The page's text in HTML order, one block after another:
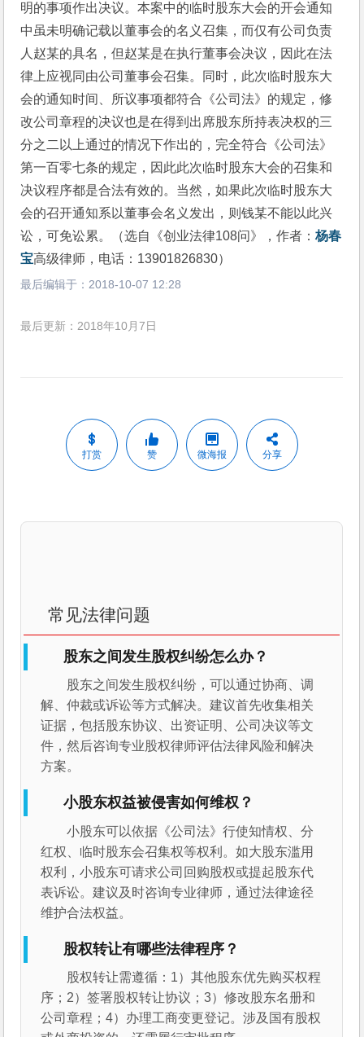
明的事项作出决议。本案中的临时股东大会的开会通知
中虽未明确记载以董事会的名义召集，而仅有公司负责
人赵某的具名，但赵某是在执行董事会决议，因此在法
律上应视同由公司董事会召集。同时，此次临时股东大
会的通知时间、所议事项都符合《公司法》的规定，修
改公司章程的决议也是在得到出席股东所持表决权的三
分之二以上通过的情况下作出的，完全符合《公司法》
第一百零七条的规定，因此此次临时股东大会的召集和
决议程序都是合法有效的。当然，如果此次临时股东大
会的召开通知系以董事会名义发出，则钱某不能以此兴
讼，可免讼累。（选自《创业法律108问》，作者：杨春
宝高级律师，电话：13901826830）
最后编辑于： 2018-10-07 12:28
最后更新：2018年10月7日
打赏 赞 微海报 分享
常见法律问题
股东之间发生股权纠纷怎么办？
股东之间发生股权纠纷，可以通过协商、调
解、仲裁或诉讼等方式解决。建议首先收集相关
证据，包括股东协议、出资证明、公司决议等文
件，然后咨询专业股权律师评估法律风险和解决
方案。
小股东权益被侵害如何维权？
小股东可以依据《公司法》行使知情权、分
红权、临时股东会召集权等权利。如大股东滥用
权利，小股东可请求公司回购股权或提起股东代
表诉讼。建议及时咨询专业律师，通过法律途径
维护合法权益。
股权转让有哪些法律程序？
股权转让需遵循：1）其他股东优先购买权程
序；2）签署股权转让协议；3）修改股东名册和
公司章程；4）办理工商变更登记。涉及国有股权